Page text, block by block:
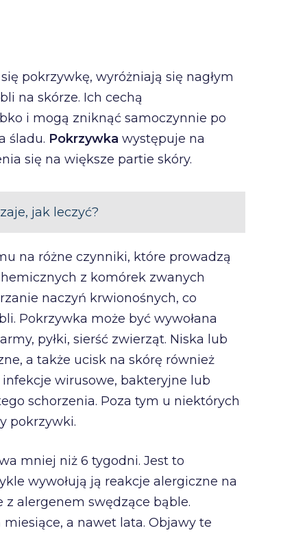
pokrzywkę, wyróżniają się nagłym
na skórze. Ich cechą
i mogą zniknąć samoczynnie po
śladu. Pokrzywkawystępuje na
się na większe partie skóry.
jak leczyć?
na różne czynniki, które prowadzą
z komórek zwanych
naczyń krwionośnych, co
Pokrzywka może być wywołana
pyłki, sierść zwierząt. Niska lub
a także ucisk na skórę również
wirusowe, bakteryjne lub
schorzenia. Poza tym u niektórych
pokrzywki.
mniej niż 6 tygodni. Jest to
wywołują ją reakcje alergiczne na
alergenem swędzące bąble.
a nawet lata. Objawy te